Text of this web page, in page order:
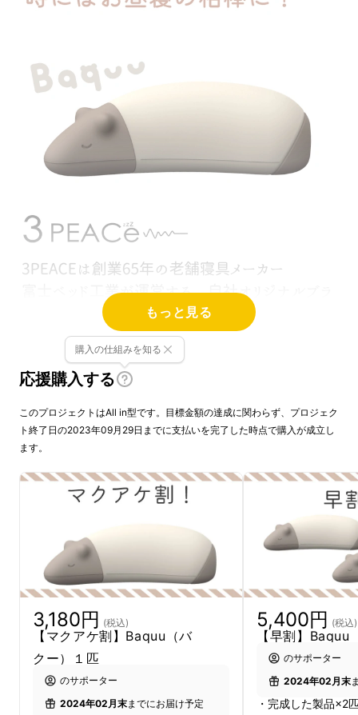
もっと見る
応援購入する
購入の仕組みを知る
このプロジェクトはAll in型です。目標金額の達成に関わらず、プロジェク
ト終了日の2023年09月29日までに支払いを完了した時点で購入が成立し
ます。
3,180円 (税込)
【マクアケ割】Baquu（バ
クー）１匹
のサポーター
2024年02月末までにお届け予定
5,400円 (税込)
【早割】Baquu
のサポーター
2024年02月末
・完成した製品×2